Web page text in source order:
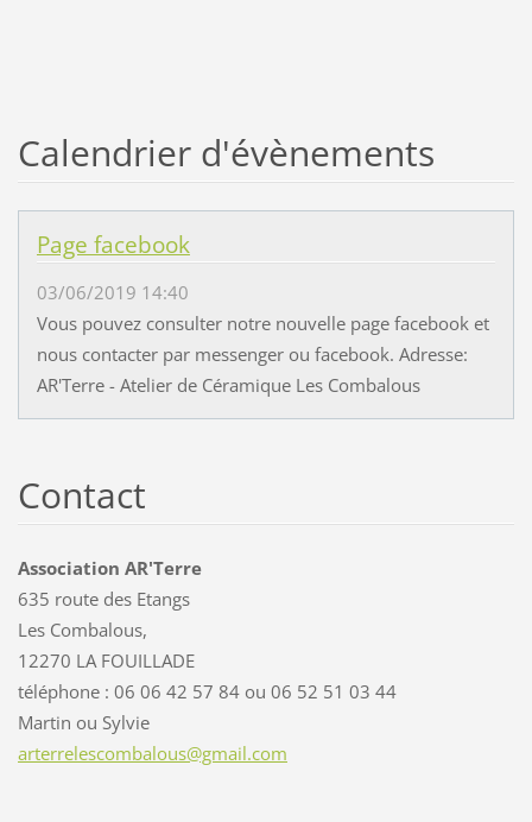
Calendrier d'évènements
Page facebook
03/06/2019 14:40
Vous pouvez consulter notre nouvelle page facebook et
nous contacter par messenger ou facebook. Adresse:
AR'Terre - Atelier de Céramique Les Combalous
Contact
Association AR'Terre
635 route des Etangs
Les Combalous,
12270 LA FOUILLADE
téléphone : 06 06 42 57 84 ou 06 52 51 03 44
Martin ou Sylvie
arterrelescombalous@gmail.com